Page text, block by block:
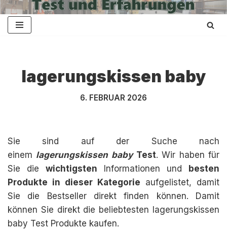
Zum
lagerungskissen baby
6. FEBRUAR 2026
Sie sind auf der Suche nach
einem lagerungskissen baby Test. Wir haben für
Sie diewichtigsten Informationen und
besten
Produkte in dieser Kategorie aufgelistet, damit
Sie die Bestseller direkt finden können. Damit
können Sie direkt die beliebtesten lagerungskissen
baby Test Produkte kaufen.